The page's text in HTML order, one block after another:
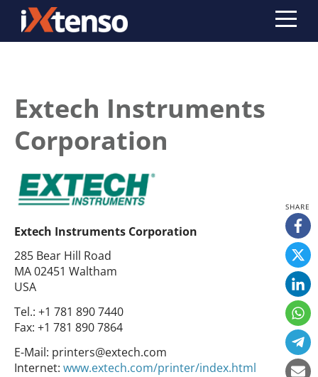
Extech Instruments
Corporation
Extech Instruments Corporation
285 Bear Hill Road
MA 02451 Waltham
USA
Tel.: +1 781 890 7440
Fax: +1 781 890 7864
E-Mail: printers@extech.com
Internet: www.extech.com/printer/index.html